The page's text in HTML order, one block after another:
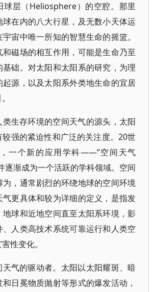
球层（Heliosphere）的空腔。那里
在内的八大行星，及无数小天体运
宙中唯一所知的智慧生命的摇篮。
磁场的相互作用，可能是生命乃至
础。对太阳和太阳系的研究，为理
源，以及太阳系外类地生命的宜居
生存环境的空间天气的源头，太阳
强的紧迫性和广泛的关注度。20世
一个新的应用学科——“空间天气
逐渐成为一个活跃的学科领域。空间
为，通常剧烈的环绕地球的空间环境
气更具体和较为详细的定义，是指发
球和近地空间直至太阳系环境，影
人类高技术系统可靠运行和人类空
性变化。
天气的驱动者。太阳以太阳耀斑、暗
日冕物质抛射等形式的爆发活动，